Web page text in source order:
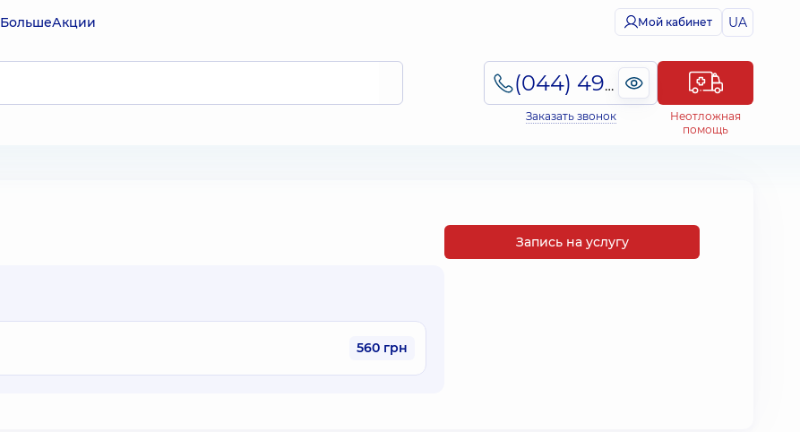
БольшеАкции Мой кабинет UA
(044) 495-2-888
Заказать звонок
Неотложная
помощь
560 грн
Запись на услугу